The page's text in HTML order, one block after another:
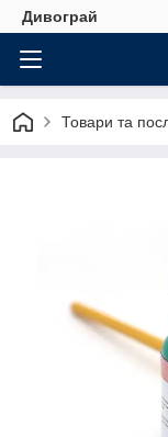
Дивограй
Товари та